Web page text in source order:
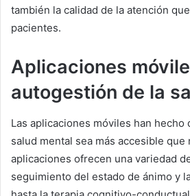
también la calidad de la atención
pacientes.
Aplicaciones
autogestión de la
Las aplicaciones móviles han hecho
salud mental sea más accesible que
aplicaciones ofrecen una variedad
seguimiento del estado de ánimo y